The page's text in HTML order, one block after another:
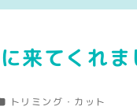
来てくれま
テゴリー
トリミング・カット